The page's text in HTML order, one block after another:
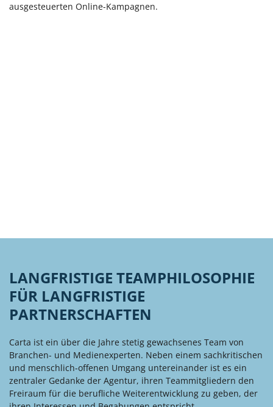
ausgesteuerten Online-Kampagnen.
LANGFRISTIGE TEAMPHILOSOPHIE
FÜR LANGFRISTIGE
PARTNERSCHAFTEN
Carta ist ein über die Jahre stetig gewachsenes Team von
Branchen- und Medienexperten. Neben einem sachkritischen
und menschlich-offenen Umgang untereinander ist es ein
zentraler Gedanke der Agentur, ihren Teammitgliedern den
Freiraum für die berufliche Weiterentwicklung zu geben, der